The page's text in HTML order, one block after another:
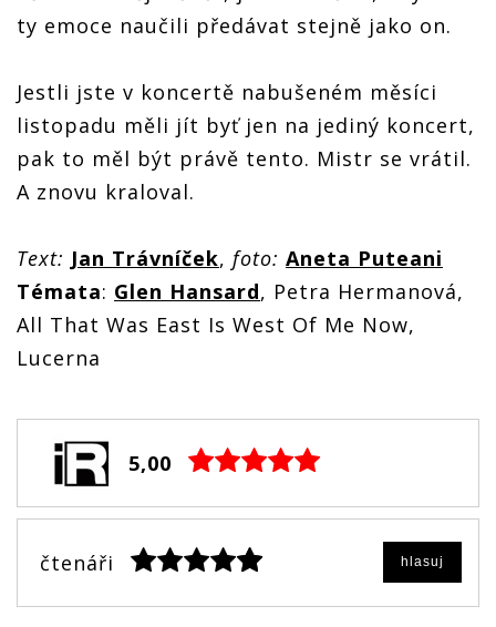
ty emoce naučili předávat stejně jako on.
Jestli jste v koncertě nabušeném měsíci
listopadu měli jít byť jen na jediný koncert,
pak to měl být právě tento. Mistr se vrátil.
A znovu kraloval.
Text: Jan Trávníček, foto: Aneta Puteani
Témata: Glen Hansard, Petra Hermanová,
All That Was East Is West Of Me Now,
Lucerna
5,00
čtenáři hlasuj